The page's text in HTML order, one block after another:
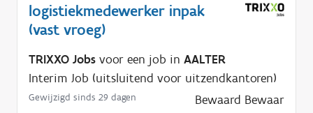
logistiekmedewerker inpak
(vast vroeg)
TRIXXO Jobs voor een job in AALTER
Interim Job (uitsluitend voor uitzendkantoren)
Gewijzigd sinds 29 dagen Bewaard Bewaar